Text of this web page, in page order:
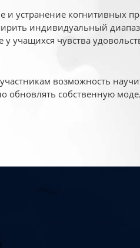
и устранение когнитивных
индивидуальный
чувства
возможность
собственную